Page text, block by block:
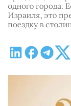
одного города.
Израиля, это
поездку в